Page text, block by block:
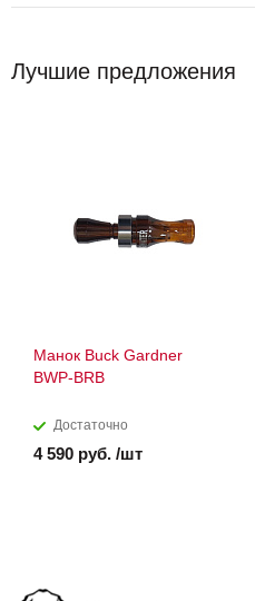
Лучшие предложения
Манок Buck Gardner
BWP-BRB
Достаточно
4 590 руб. /шт